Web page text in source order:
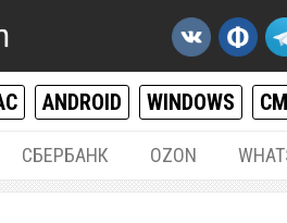
ANDROID WINDOWS
СБЕРБАНК OZON